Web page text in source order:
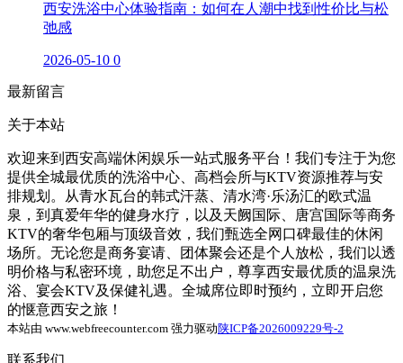
西安洗浴中心体验指南：如何在人潮中找到性价比与松
弛感
2026-05-10 0
最新留言
关于本站
欢迎来到西安高端休闲娱乐一站式服务平台！我们专注于为您
提供全城最优质的洗浴中心、高档会所与KTV资源推荐与安
排规划。从青水瓦台的韩式汗蒸、清水湾·乐汤汇的欧式温
泉，到真爱年华的健身水疗，以及天阙国际、唐宫国际等商务
KTV的奢华包厢与顶级音效，我们甄选全网口碑最佳的休闲
场所。无论您是商务宴请、团体聚会还是个人放松，我们以透
明价格与私密环境，助您足不出户，尊享西安最优质的温泉洗
浴、宴会KTV及保健礼遇。全城席位即时预约，立即开启您
的惬意西安之旅！
本站由 www.webfreecounter.com 强力驱动陕ICP备2026009229号-2
联系我们